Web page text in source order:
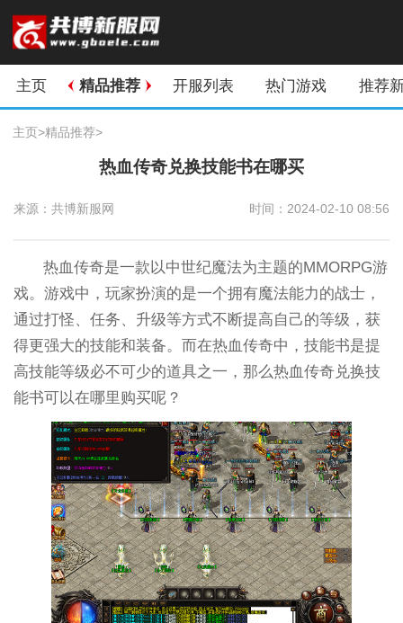
主页 精品推荐 开服列表 热门游戏 推荐
主页>精品推荐>
热血传奇兑换技能书在哪买
来源：共博新服网 时间：2024-02-10 08:56
热血传奇是一款以中世纪魔法为主题的MMORPG游
戏。游戏中，玩家扮演的是一个拥有魔法能力的战士，
通过打怪、任务、升级等方式不断提高自己的等级，获
得更强大的技能和装备。而在热血传奇中，技能书是提
高技能等级必不可少的道具之一，那么热血传奇兑换技
能书可以在哪里购买呢？